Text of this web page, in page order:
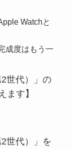
Watchと
成度はもう一
世代）」の
ます】
世代）」を